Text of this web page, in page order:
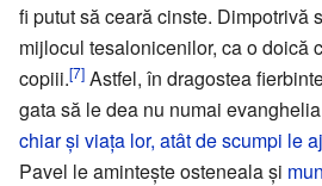
fi putut să ceară cinste. Dimpotrivă
mijlocul tesalonicenilor, ca o doică
copiii.[7] Astfel, în dragostea
gata să le dea nu numai
chiar şi viaţa lor, atât de scumpi le
Pavel le aminteşte osteneala şi